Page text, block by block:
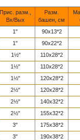
Прис. разм.,
Вх/Вых
Разм.
башен, см
1" 90x13*2
1" 90x22*2
1½" 110x28*2
1½" 110x28*2
1½" 120x28*2
2½" 120x28*2
2½" 140x32*2
2½" 155x32*2
3" 175x38*2
3" 190x38*2